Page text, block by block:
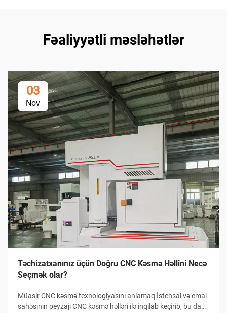
Fəaliyyətli məsləhətlər
03
Nov
Təchizatxanınız üçün Doğru CNC Kəsmə Həllini Necə
Seçmək olar?
Müasir CNC kəsmə texnologiyasını anlamaq İstehsal və emal
sahəsinin peyzajı CNC kəsmə həlləri ilə inqilab keçirib, bu da